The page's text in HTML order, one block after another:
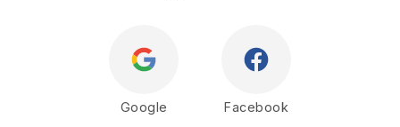
Google Facebook